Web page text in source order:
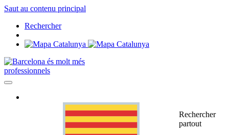
Saut au contenu principal
Rechercher
professionnels
Rechercher
partout